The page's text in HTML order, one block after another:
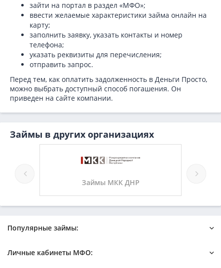
зайти на портал в раздел «МФО»;
ввести желаемые характеристики займа онлайн на
карту;
заполнить заявку, указать контакты и номер
телефона;
указать реквизиты для перечисления;
отправить запрос.
Перед тем, как оплатить задолженность в Деньги Просто,
можно выбрать доступный способ погашения. Он
приведен на сайте компании.
Займы в других организациях
Займы МКК ДНР
Популярные займы:
Новые микрозаймы
Без отказа
Личные кабинеты МФО: